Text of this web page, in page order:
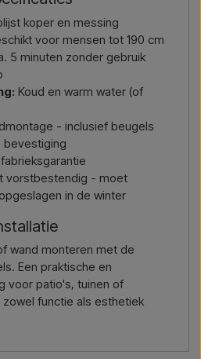
koper en messing
voor mensen tot 190 cm
5 minuten zonder gebruik
Koud en warm water (of
- inclusief beugels
bevestiging
vorstbestendig - moet
in de winter
wand monteren met de
Een praktische en
voor patio's, tuinen of
functie als esthetiek